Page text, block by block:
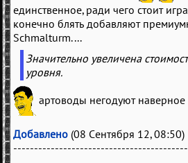
единственное, ради чего стоит
конечно блять добавляют
Schmalturm....
Значительно увеличена
уровня.
артоводы негодуют наверное
Добавлено (08 Сентября 12, 08:50)